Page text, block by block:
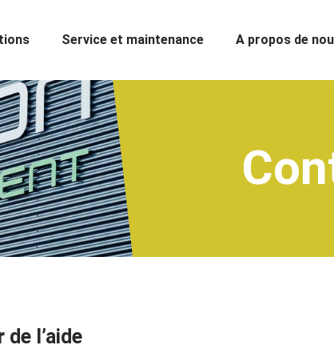
Service et maintenance A propos de
l’aide